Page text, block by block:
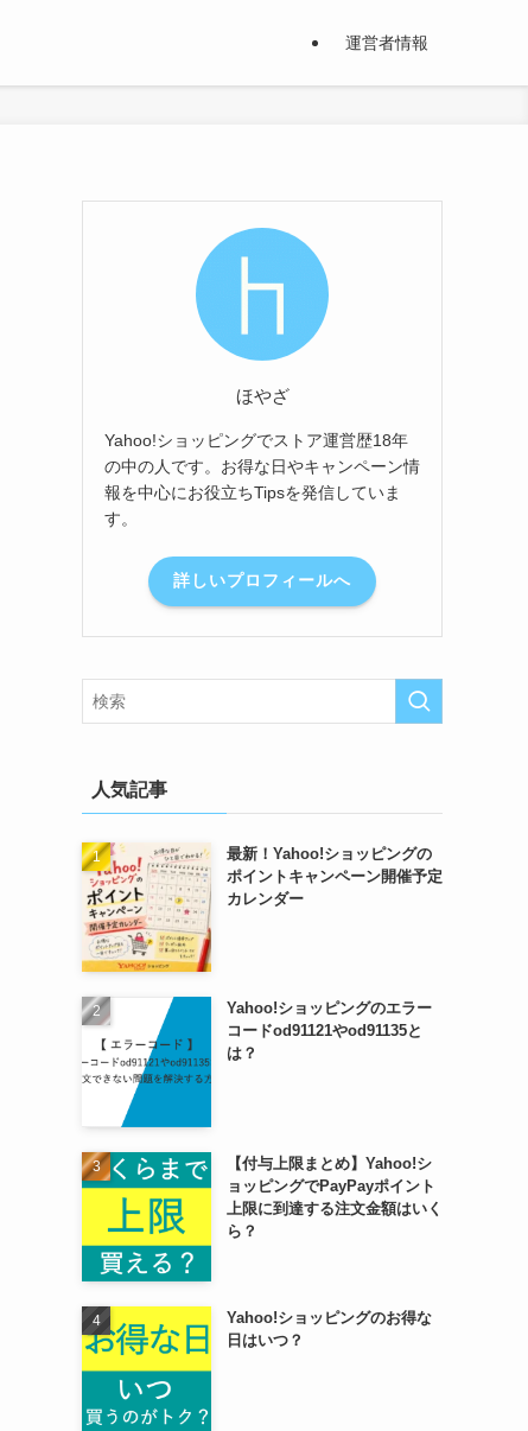
運営者情報
ほやざ
Yahoo!ショッピングでストア運営歴18年
の中の人です。お得な日やキャンペーン情
報を中心にお役立ちTipsを発信していま
す。
詳しいプロフィールへ
人気記事
最新！Yahoo!ショッピングの
ポイントキャンペーン開催予定
カレンダー
Yahoo!ショッピングのエラー
コードod91121やod91135と
は？
【付与上限まとめ】Yahoo!シ
ョッピングでPayPayポイント
上限に到達する注文金額はいく
ら？
Yahoo!ショッピングのお得な
日はいつ？